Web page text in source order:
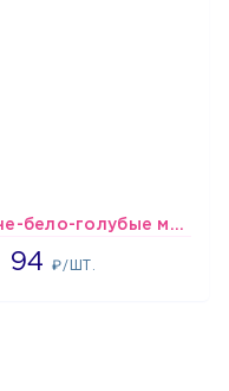
шары Сине-бело-голубые металлик
94₽/ШТ.
1697